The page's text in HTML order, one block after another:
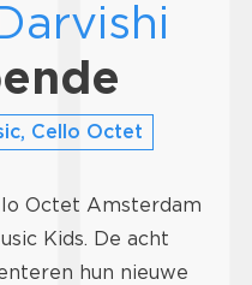
Cello Octet
Octet Amsterdam
Kids. De acht
hun nieuwe